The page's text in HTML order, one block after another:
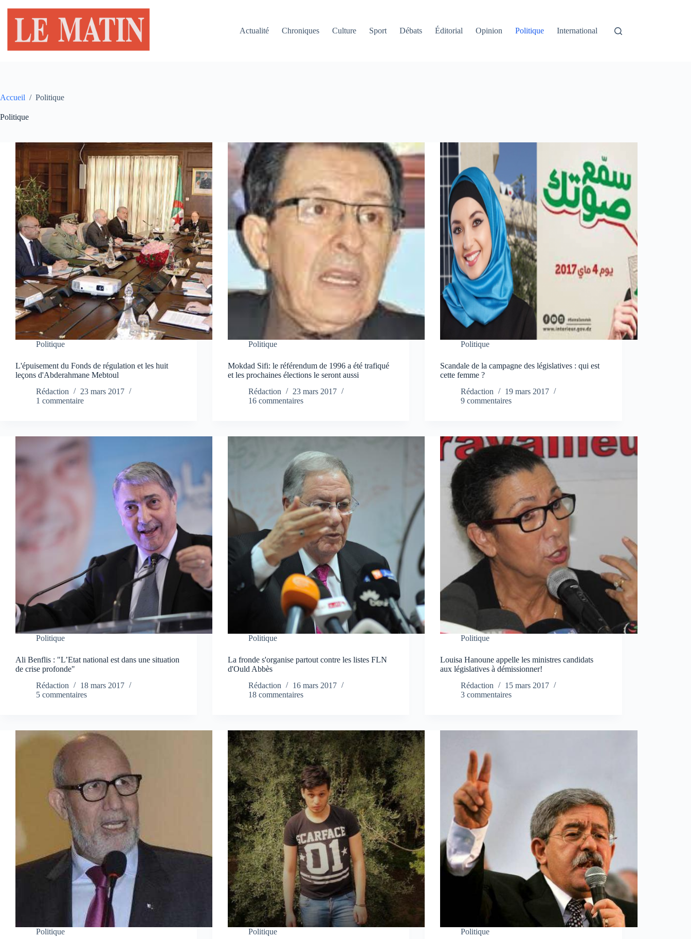
contenu
Actualité
Chroniques Culture Sport Débats Éditorial Opinion Politique International
Accueil / Politique
Politique
Politique
L'épuisement du Fonds de régulation et les huit
leçons d'Abderahmane Mebtoul
Rédaction
23 mars 2017
1 commentaire
Politique
Mokdad Sifi: le référendum de 1996 a été trafiqué
et les prochaines élections le seront aussi
Rédaction
23 mars 2017
16 commentaires
Politique
Scandale de la campagne des législatives : qui est
cette femme ?
Rédaction
19 mars 2017
9 commentaires
Politique
Ali Benflis : "L’Etat national est dans une situation
de crise profonde"
Rédaction
18 mars 2017
5 commentaires
Politique
La fronde s'organise partout contre les listes FLN
d'Ould Abbès
Rédaction
16 mars 2017
18 commentaires
Politique
Louisa Hanoune appelle les ministres candidats
aux législatives à démissionner!
Rédaction
15 mars 2017
3 commentaires
Politique Politique Politique